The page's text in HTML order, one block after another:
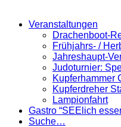
Veranstaltungen
Drachenboot-
Frühjahrs- /
Jahreshaupt-
Judoturnier:
Kupferhammer
Kupferdreher
Lampionfahrt
Gastro “SEElich
Suche…